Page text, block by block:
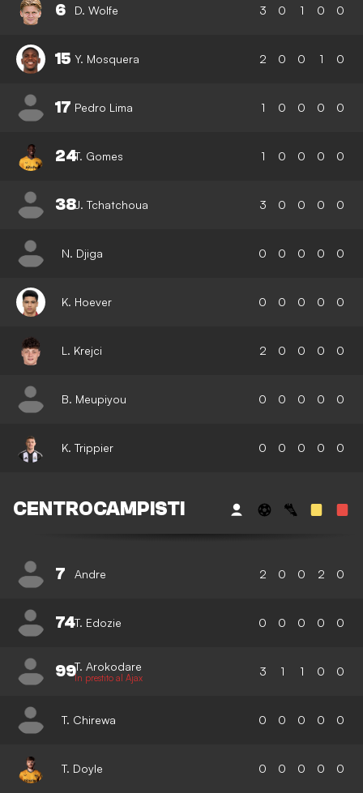
6 D. Wolfe 3 0 1 0 0
15 Y. Mosquera 2 0 0 1 0
17 Pedro Lima 1 0 0 0 0
24T. Gomes 1 0 0 0 0
38J. Tchatchoua 3 0 0 0 0
N. Djiga 0 0 0 0 0
K. Hoever 0 0 0 0 0
L. Krejci 2 0 0 0 0
B. Meupiyou 0 0 0 0 0
K. Trippier 0 0 0 0 0
CENTROCAMPISTI
7 Andre 2 0 0 2 0
74T. Edozie 0 0 0 0 0
99T. Arokodare
In prestito al Ajax 3 1 1 0 0
T. Chirewa 0 0 0 0 0
T. Doyle 0 0 0 0 0